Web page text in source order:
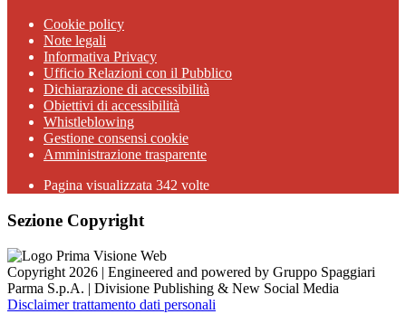
Cookie policy
Note legali
Informativa Privacy
Ufficio Relazioni con il Pubblico
Dichiarazione di accessibilità
Obiettivi di accessibilità
Whistleblowing
Gestione consensi cookie
Amministrazione trasparente
Pagina visualizzata 342 volte
Sezione Copyright
Copyright 2026 | Engineered and powered by Gruppo Spaggiari
Parma S.p.A. | Divisione Publishing & New Social Media
Disclaimer trattamento dati personali